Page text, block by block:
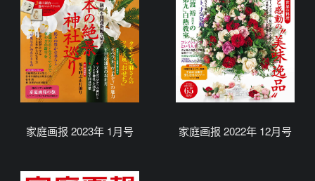
家庭画报 2023年 1月号 家庭画报 2022年 12月号